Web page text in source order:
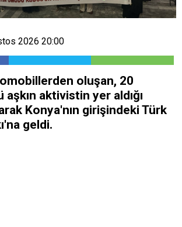
2026 20:00
oluşan, 20
aktivistin yer aldığı
Konya'nın girişindeki Türk
geldi.